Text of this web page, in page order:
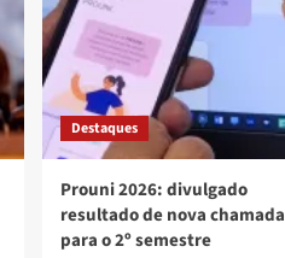
Destaques
Prouni 2026: divulgado
resultado de nova chamada
para o 2º semestre